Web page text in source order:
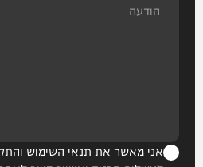
אני מאשר את תנאי השימוש